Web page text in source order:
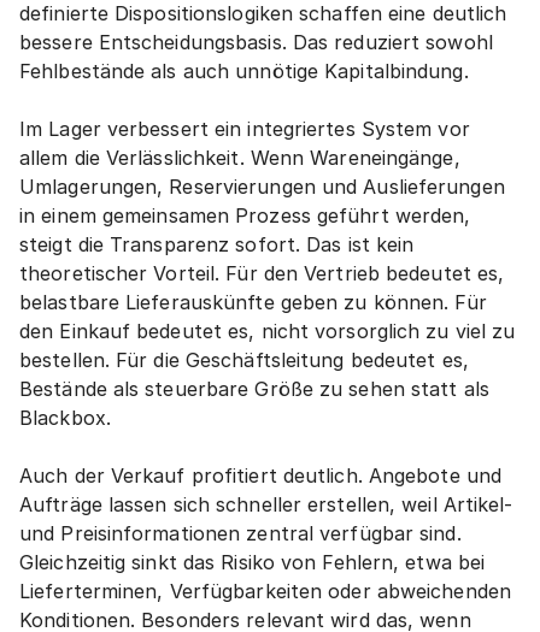
definierte Dispositionslogiken schaffen eine deutlich
bessere Entscheidungsbasis. Das reduziert sowohl
Fehlbestände als auch unnötige Kapitalbindung.
Im Lager verbessert ein integriertes System vor
allem die Verlässlichkeit. Wenn Wareneingänge,
Umlagerungen, Reservierungen und Auslieferungen
in einem gemeinsamen Prozess geführt werden,
steigt die Transparenz sofort. Das ist kein
theoretischer Vorteil. Für den Vertrieb bedeutet es,
belastbare Lieferauskünfte geben zu können. Für
den Einkauf bedeutet es, nicht vorsorglich zu viel zu
bestellen. Für die Geschäftsleitung bedeutet es,
Bestände als steuerbare Größe zu sehen statt als
Blackbox.
Auch der Verkauf profitiert deutlich. Angebote und
Aufträge lassen sich schneller erstellen, weil Artikel-
und Preisinformationen zentral verfügbar sind.
Gleichzeitig sinkt das Risiko von Fehlern, etwa bei
Lieferterminen, Verfügbarkeiten oder abweichenden
Konditionen. Besonders relevant wird das, wenn